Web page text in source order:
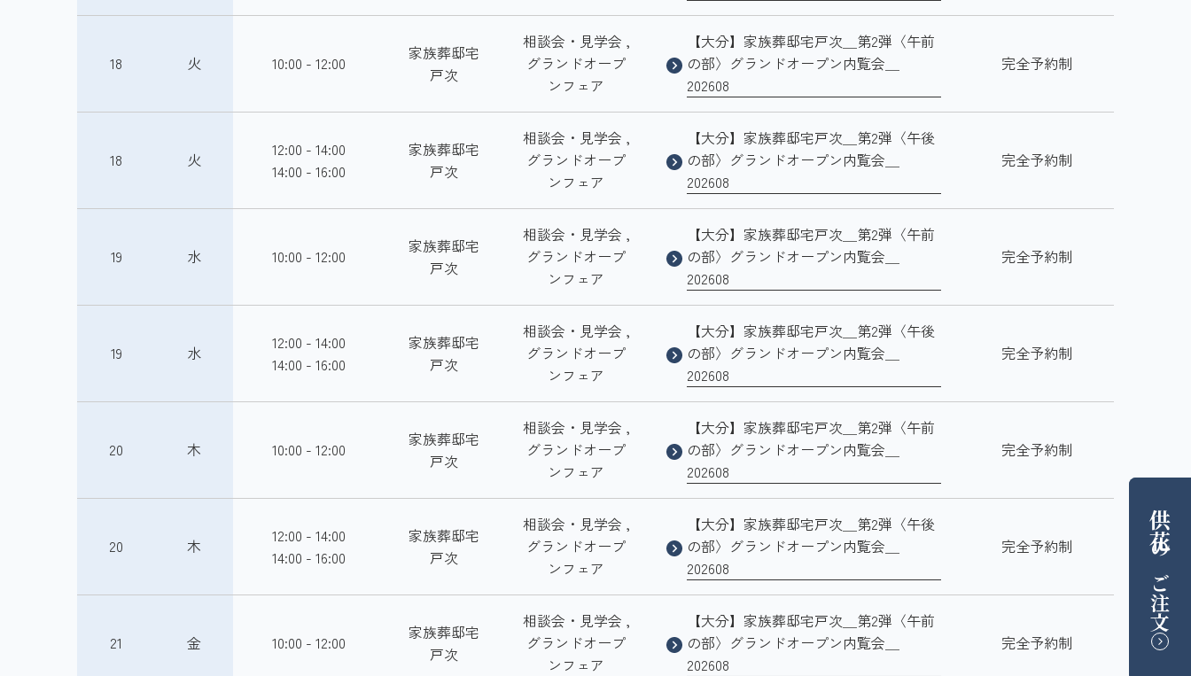
供花
の
ご注文
18 火 10:00 - 12:00
家族葬邸宅
戸次
相談会・見学会 ,
グランドオープ
ンフェア
【大分】家族葬邸宅戸次＿第2弾〈午前
の部〉グランドオープン内覧会＿
202608
完全予約制
18 火
12:00 - 14:00
14:00 - 16:00
家族葬邸宅
戸次
相談会・見学会 ,
グランドオープ
ンフェア
【大分】家族葬邸宅戸次＿第2弾〈午後
の部〉グランドオープン内覧会＿
202608
完全予約制
19 水 10:00 - 12:00
家族葬邸宅
戸次
相談会・見学会 ,
グランドオープ
ンフェア
【大分】家族葬邸宅戸次＿第2弾〈午前
の部〉グランドオープン内覧会＿
202608
完全予約制
19 水
12:00 - 14:00
14:00 - 16:00
家族葬邸宅
戸次
相談会・見学会 ,
グランドオープ
ンフェア
【大分】家族葬邸宅戸次＿第2弾〈午後
の部〉グランドオープン内覧会＿
202608
完全予約制
20 木 10:00 - 12:00
家族葬邸宅
戸次
相談会・見学会 ,
グランドオープ
ンフェア
【大分】家族葬邸宅戸次＿第2弾〈午前
の部〉グランドオープン内覧会＿
202608
完全予約制
20 木
12:00 - 14:00
14:00 - 16:00
家族葬邸宅
戸次
相談会・見学会 ,
グランドオープ
ンフェア
【大分】家族葬邸宅戸次＿第2弾〈午後
の部〉グランドオープン内覧会＿
202608
完全予約制
21 金 10:00 - 12:00
家族葬邸宅
戸次
相談会・見学会 ,
グランドオープ
ンフェア
【大分】家族葬邸宅戸次＿第2弾〈午前
の部〉グランドオープン内覧会＿
202608
完全予約制